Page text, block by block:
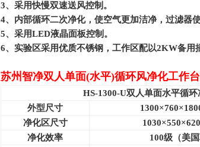
3、采用快慢双速送风控制。
4、内部循环二次净化，使空气更加洁净，过滤器使
5、采用LED液晶面板控制。
6、实验区采用优质不锈钢，工作区配以2KW备用
苏州智净双人单面(水平)循环风净化工作台
HS-1300-U双人单面水平循环
外型尺寸
1300
净化区尺寸
1030
净化效率
100级（美国